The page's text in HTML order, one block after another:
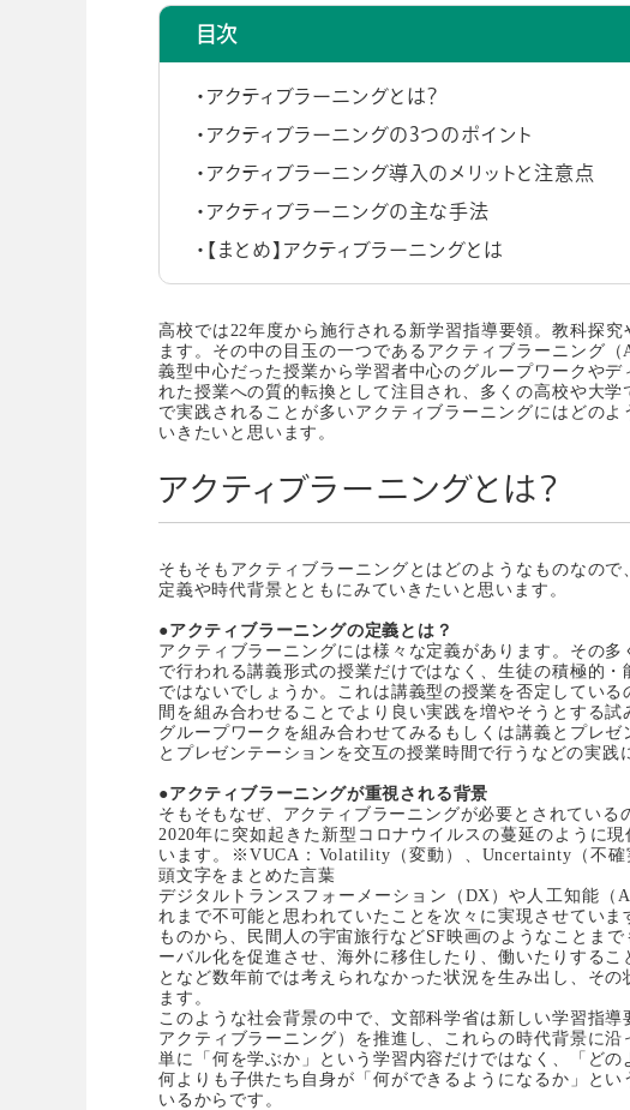
目次
アクティブラーニングとは？
アクティブラーニングの3つのポイント
アクティブラーニング導入のメリットと注意点
アクティブラーニングの主な手法
【まとめ】アクティブラーニングとは
高校では22年度から施行される新学習指導要領。教科探
ます。その中の目玉の一つであるアクティブラーニング
義型中心だった授業から学習者中心のグループワークや
れた授業への質的転換として注目され、多くの高校や大
で実践されることが多いアクティブラーニングにはどの
いきたいと思います。
アクティブラーニングとは？
そもそもアクティブラーニングとはどのようなものなの
定義や時代背景とともにみていきたいと思います。
●アクティブラーニングの定義とは？
アクティブラーニングには様々な定義があります。その
で行われる講義形式の授業だけではなく、生徒の積極的
ではないでしょうか。これは講義型の授業を否定してい
間を組み合わせることでより良い実践を増やそうとする
グループワークを組み合わせてみるもしくは講義とプレ
とプレゼンテーションを交互の授業時間で行うなどの実践
●アクティブラーニングが重視される背景
そもそもなぜ、アクティブラーニングが必要とされている
2020年に突如起きた新型コロナウイルスの蔓延のように
います。※VUCA：Volatility（変動）、Uncertainty（不
頭文字をまとめた言葉
デジタルトランスフォーメーション（DX）や人工知能（
れまで不可能と思われていたことを次々に実現させてい
ものから、民間人の宇宙旅行などSF映画のようなことま
ーバル化を促進させ、海外に移住したり、働いたりする
となど数年前では考えられなかった状況を生み出し、そ
ます。
このような社会背景の中で、文部科学省は新しい学習指
アクティブラーニング）を推進し、これらの時代背景に
単に「何を学ぶか」という学習内容だけではなく、「ど
何よりも子供たち自身が「何ができるようになるか」と
いるからです。